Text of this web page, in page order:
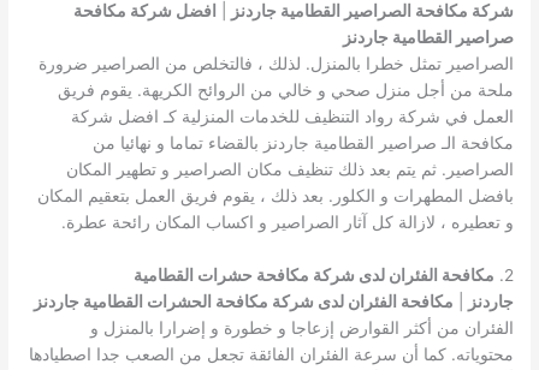
شركة مكافحة الصراصير القطامية جاردنز
افضل شركة مكافحة
صراصير القطامية جاردنز
الصراصير تمثل خطرا بالمنزل. لذلك ، فالتخلص من الصراصير ضرورة
ملحة من أجل منزل صحي و خالي من الروائح الكريهة. يقوم فريق
العمل في شركة رواد التنظيف للخدمات المنزلية كـ افضل شركة
مكافحة الـ صراصير القطامية جاردنز بالقضاء تماما و نهائيا من
الصراصير. ثم يتم بعد ذلك تنظيف مكان الصراصير و تطهير المكان
بافضل المطهرات و الكلور. بعد ذلك ، يقوم فريق العمل بتعقيم المكان
و تعطيره ، لازالة كل آثار الصراصير و اكساب المكان رائحة عطرة.
2.
مكافحة الفئران لدى شركة مكافحة حشرات القطامية
جاردنز
مكافحة الفئران لدى شركة مكافحة الحشرات القطامية جاردنز
الفئران من أكثر القوارض إزعاجا و خطورة و إضرارا بالمنزل و
محتوياته. كما أن سرعة الفئران الفائقة تجعل من الصعب جدا اصطيادها